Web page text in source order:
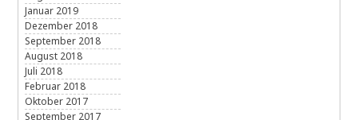
Januar 2019
Dezember 2018
September 2018
August 2018
Juli 2018
Februar 2018
Oktober 2017
September 2017